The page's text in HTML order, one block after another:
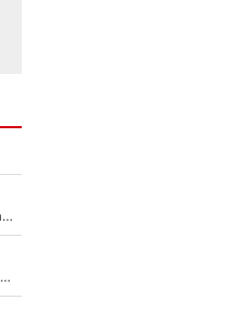
Loin du Real Madrid et du PSG, les inséparables Kylian Mbappé et Achraf Hakimi changent d'équipe le temps d'une journée !
Antoine Dupont en deuil : Pendant ses vacances, la star du XV de France a perdu sa grand-mère